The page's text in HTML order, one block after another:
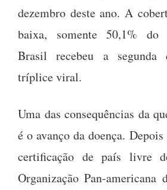
dezembro deste ano. A
baixa, somente 50,1% do
Brasil recebeu a segunda
tríplice viral.
Uma das consequências da
é o avanço da doença.
certificação de país livre
Organização Pan-americana